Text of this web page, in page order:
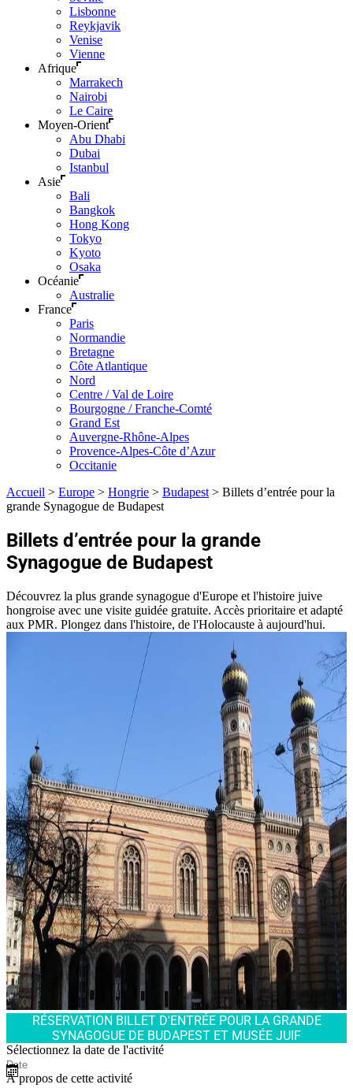
Lisbonne
Reykjavik
Venise
Vienne
Afrique
Marrakech
Nairobi
Le Caire
Moyen-Orient
Abu Dhabi
Dubai
Istanbul
Asie
Bali
Bangkok
Hong Kong
Tokyo
Kyoto
Osaka
Océanie
Australie
France
Paris
Normandie
Bretagne
Côte Atlantique
Nord
Centre / Val de Loire
Bourgogne / Franche-Comté
Grand Est
Auvergne-Rhône-Alpes
Provence-Alpes-Côte d’Azur
Occitanie
Accueil > Europe > Hongrie > Budapest > Billets d’entrée pour la
grande Synagogue de Budapest
Billets d’entrée pour la grande
Synagogue de Budapest
Découvrez la plus grande synagogue d'Europe et l'histoire juive
hongroise avec une visite guidée gratuite. Accès prioritaire et adapté
aux PMR. Plongez dans l'histoire, de l'Holocauste à aujourd'hui.
RÉSERVATION BILLET D'ENTRÉE POUR LA GRANDE
SYNAGOGUE DE BUDAPEST ET MUSÉE JUIF
Sélectionnez la date de l'activité
À propos de cette activité